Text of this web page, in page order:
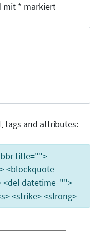
mit * markiert
tags and attributes:
title="">
<blockquote
<del datetime="">
<strike> <strong>